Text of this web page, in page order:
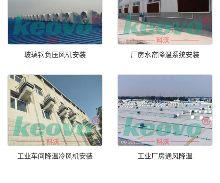
玻璃钢负压风机安装 厂房水帘降温系统安装
工业车间降温冷风机安装 工业厂房通风降温